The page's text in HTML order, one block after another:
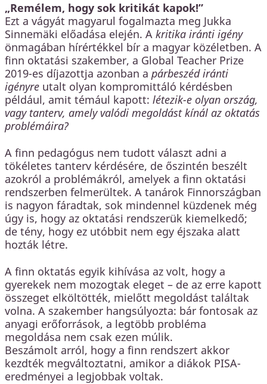
„Remélem, hogy sok kritikát kapok!”
Ezt a vágyát magyarul fogalmazta meg Jukka
Sinnemäki előadása elején. A kritika iránti igény
önmagában hírértékkel bír a magyar közéletben. A
finn oktatási szakember, a Global Teacher Prize
2019-es díjazottja azonban a párbeszéd iránti
igényre utalt olyan kompromittáló kérdésben
például, amit témául kapott: létezik-e olyan ország,
vagy tanterv, amely valódi megoldást kínál az oktatás
problémáira?
A finn pedagógus nem tudott választ adni a
tökéletes tanterv kérdésére, de őszintén beszélt
azokról a problémákról, amelyek a finn oktatási
rendszerben felmerültek. A tanárok Finnországban
is nagyon fáradtak, sok mindennel küzdenek még
úgy is, hogy az oktatási rendszerük kiemelkedő;
de tény, hogy ez utóbbit nem egy éjszaka alatt
hozták létre.
A finn oktatás egyik kihívása az volt, hogy a
gyerekek nem mozogtak eleget – de az erre kapott
összeget elköltötték, mielőtt megoldást találtak
volna. A szakember hangsúlyozta: bár fontosak az
anyagi erőforrások, a legtöbb probléma
megoldása nem csak ezen múlik.
Beszámolt arról, hogy a finn rendszert akkor
kezdték megváltoztatni, amikor a diákok PISA-
eredményei a legjobbak voltak.